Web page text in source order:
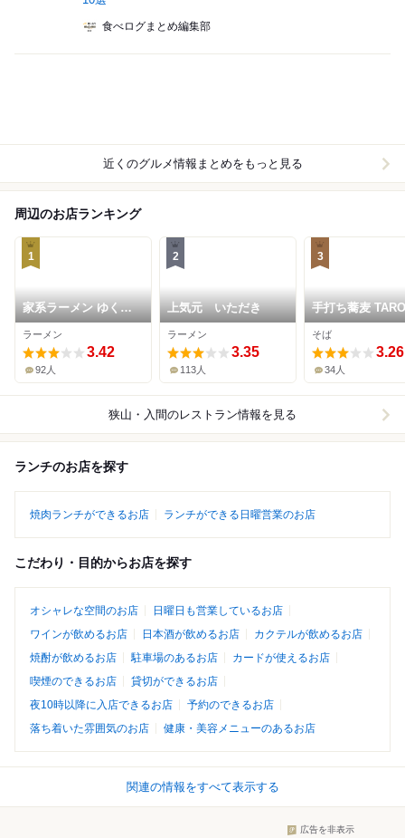
食べログまとめ編集部
近くのグルメ情報まとめをもっと見る
周辺のお店ランキング
1
家系ラーメン ゆくる
家
ラーメン
3.42
92人
2
上気元 いただき
ラーメン
3.35
113人
3
手打ち蕎麦 TARO
そば
3.26
34人
狭山・入間のレストラン情報を見る
ランチのお店を探す
焼肉ランチができるお店 ランチができる日曜営業のお店
こだわり・目的からお店を探す
オシャレな空間のお店
日曜日も営業しているお店
ワインが飲めるお店
日本酒が飲めるお店
カクテルが飲めるお店
焼酎が飲めるお店
駐車場のあるお店
カードが使えるお店
喫煙のできるお店
貸切ができるお店
夜10時以降に入店できるお店
予約のできるお店
落ち着いた雰囲気のお店
健康・美容メニューのあるお店
関連の情報をすべて表示する
広告を非表示